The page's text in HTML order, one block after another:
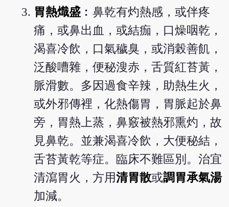
胃熱熾盛 ︰鼻乾有灼熱感，或伴疼
痛，或鼻出血，或結痂，口燥咽乾，
渴喜冷飲，口氣穢臭，或消榖善飢，
泛酸嘈雜，便秘溲赤，舌質紅苔黃，
脈滑數。多因過食辛辣，助熱生火，
或外邪傳裡，化熱傷胃，胃脈起於鼻
旁，胃熱上蒸，鼻竅被熱邪熏灼，故
見鼻乾。並兼渴喜冷飲，大便秘結，
舌苔黃乾等症。臨床不難區別。治宜
清瀉胃火，方用清胃散或調胃承氣湯
加減。